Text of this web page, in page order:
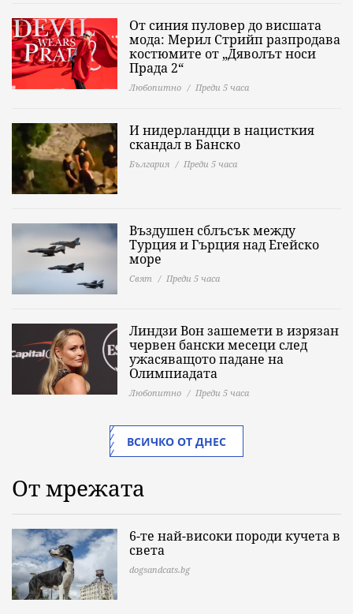
От синия пуловер до висшата
мода: Мерил Стрийп разпродава
костюмите от „Дяволът носи
Прада 2“
Любопитно Преди 5 часа
И нидерландци в нацисткия
скандал в Банско
България Преди 5 часа
Въздушен сблъсък между
Турция и Гърция над Егейско
море
Свят Преди 5 часа
Линдзи Вон зашемети в изрязан
червен бански месеци след
ужасяващото падане на
Олимпиадата
Любопитно Преди 5 часа
ВСИЧКО ОТ ДНЕС
От мрежата
6-те най-високи породи кучета в
света
dogsandcats.bg